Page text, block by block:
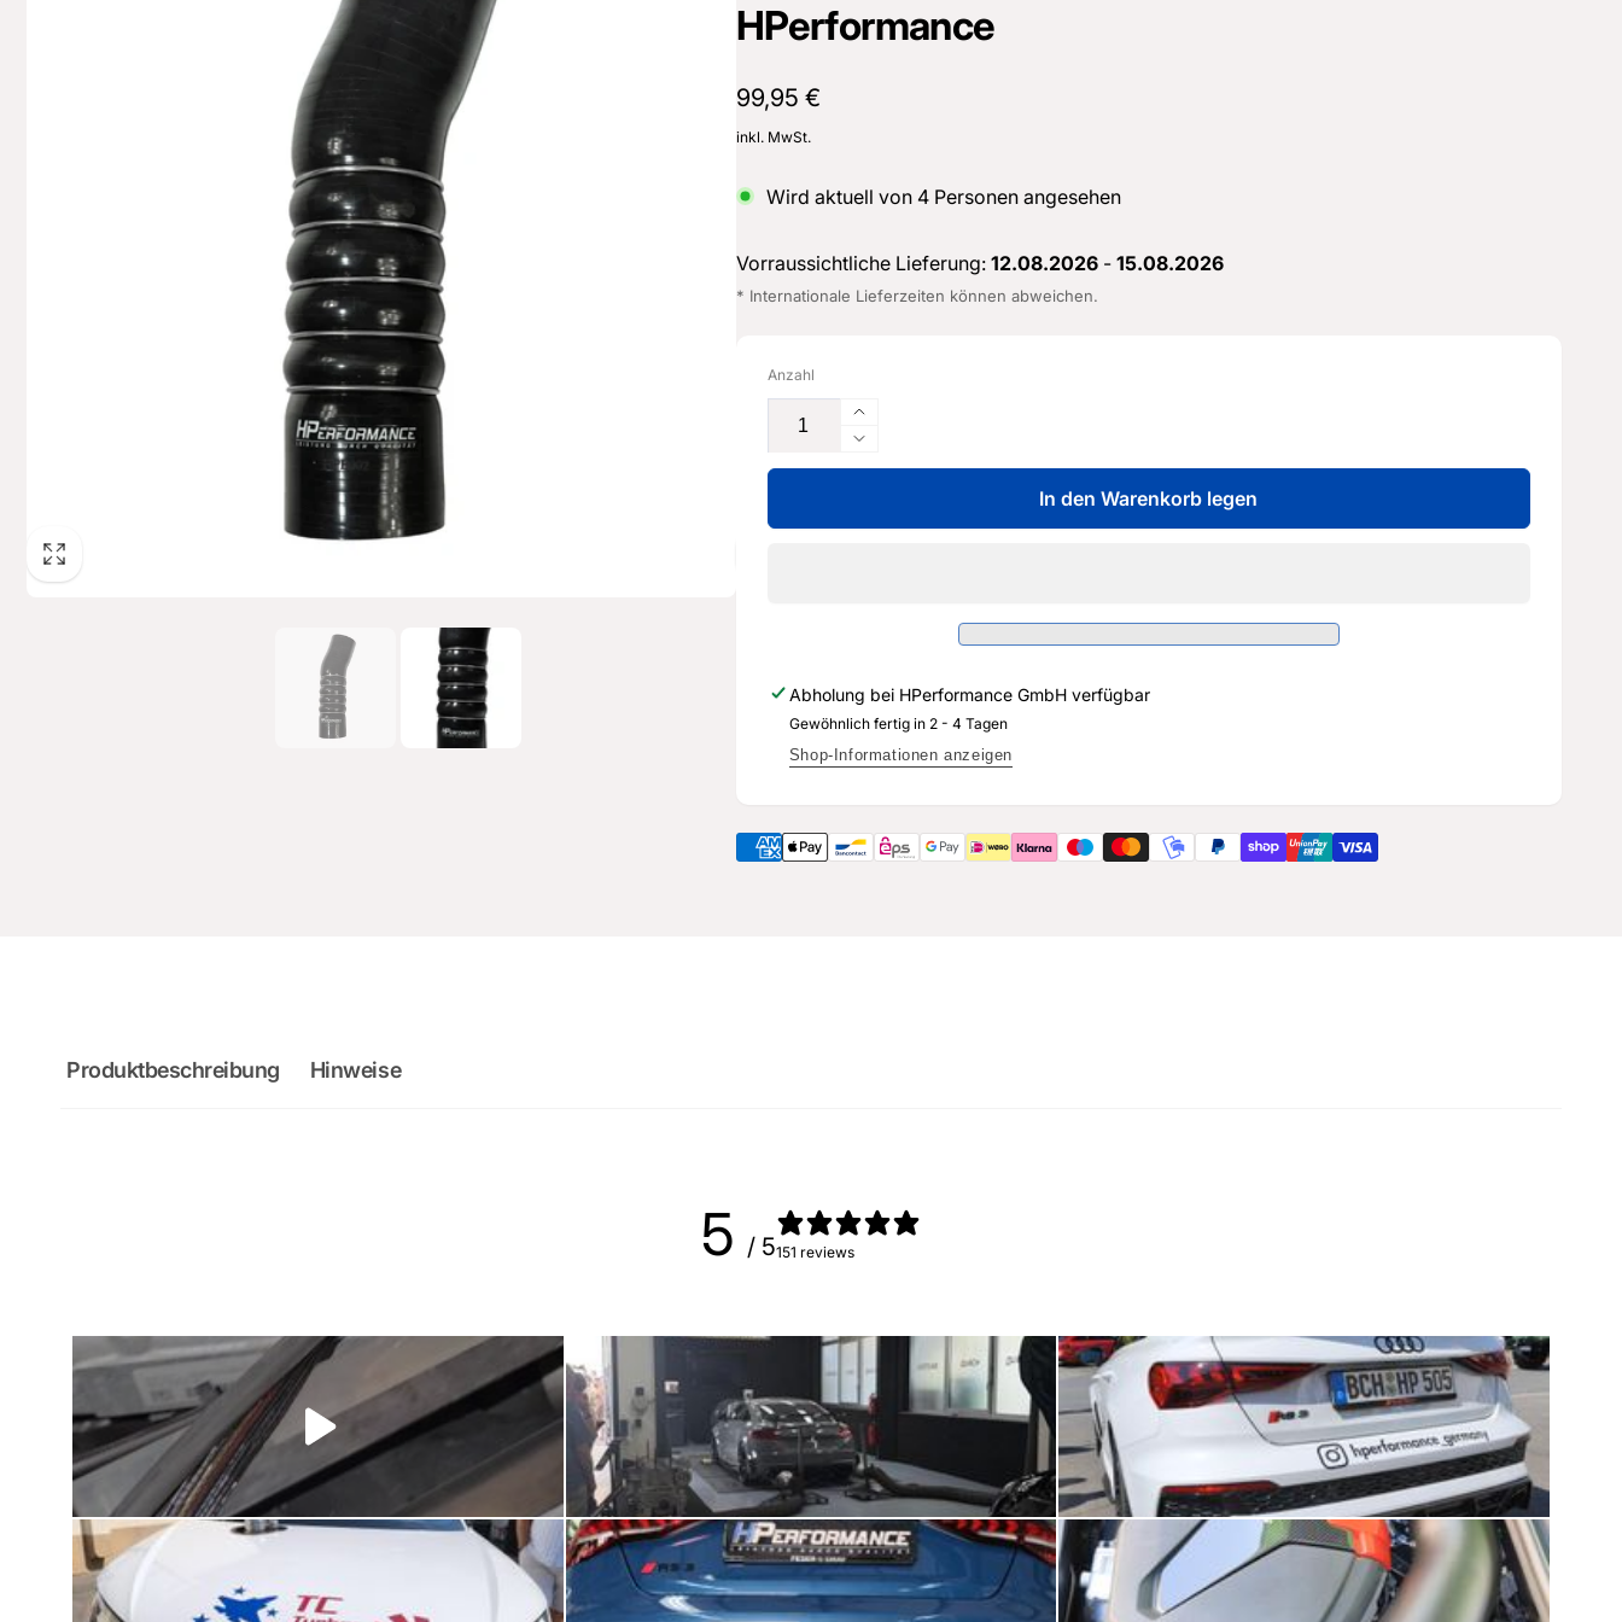
HPerformance
Normaler
Preis
99,95 €
inkl. MwSt.
Wird aktuell von 4Personen angesehen
Vorraussichtliche Lieferung: 12.08.2026- 15.08.2026
* Internationale Lieferzeiten können abweichen.
Anzahl
Erhöhe
die
Menge
Ladedruckschlauch
HPerformance
Verringere
die
für
HPerformance
In den Warenkorb legen
Abholung bei HPerformance GmbHverfügbar
Gewöhnlich fertig in 2 - 4 Tagen
Shop-Informationen anzeigen
Produktbeschreibung Hinweise
5 / 5151 reviews